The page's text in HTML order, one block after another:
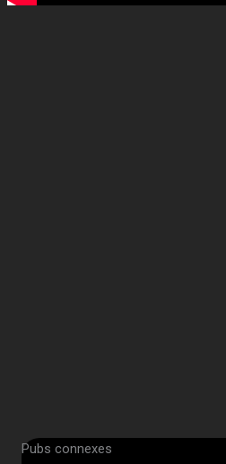
Pubs connexes